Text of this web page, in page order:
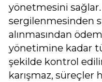
yönetmesini
sergilenmesinden
alınmasından
yönetimine kadar
şekilde kontrol
karışmaz, süreçler